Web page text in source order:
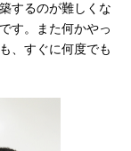
するのが難しくな
す。また何かやっ
、すぐに何度でも